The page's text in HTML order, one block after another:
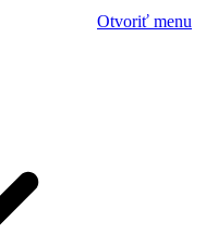
Otvoriť menu